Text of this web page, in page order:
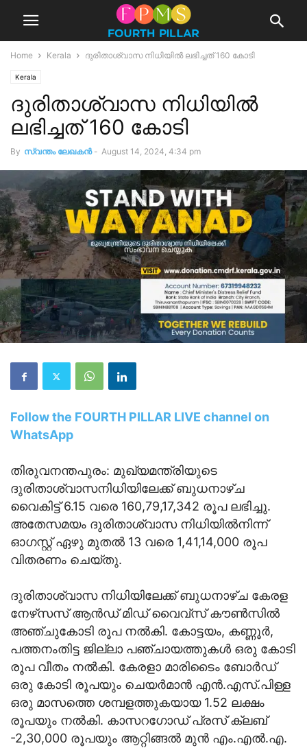
Home Kerala ദുരിതാശ്വാസ നിധിയില്‍ ലഭിച്ചത് 160 കോടി
Kerala
ദുരിതാശ്വാസ നിധിയില്‍
ലഭിച്ചത് 160 കോടി
By സ്വന്തം ലേഖകന്‍ - August 14, 2024, 4:34 pm
Follow the FOURTH PILLAR LIVE channel on
WhatsApp
തിരുവനന്തപുരം: മുഖ്യമന്ത്രിയുടെ
ദുരിതാശ്വാസനിധിയിലേക്ക് ബുധനാഴ്ച
വൈകിട്ട് 6.15 വരെ 160,79,17,342 രൂപ ലഭിച്ചു.
അതേസമയം ദുരിതാശ്വാസ നിധിയില്‍നിന്ന്
ഓഗസ്റ്റ് ഏഴു മുതല്‍ 13 വരെ 1,41,14,000 രൂപ
വിതരണം ചെയ്തു.
ദുരിതാശ്വാസ നിധിയിലേക്ക് ബുധനാഴ്ച കേരള
നേഴ്‌സസ് ആന്‍ഡ് മിഡ് വൈവ്‌സ് കൗണ്‍സില്‍
അഞ്ചുകോടി രൂപ നല്‍കി. കോട്ടയം, കണ്ണൂര്‍,
പത്തനംതിട്ട ജില്ലാ പഞ്ചായത്തുകള്‍ ഒരു കോടി
രൂപ വീതം നല്‍കി. കേരളാ മാരിടൈം ബോര്‍ഡ്
ഒരു കോടി രൂപയും ചെയര്‍മാന്‍ എന്‍.എസ്.പിള്ള
ഒരു മാസത്തെ ശമ്പളത്തുകയായ 1.52 ലക്ഷം
രൂപയും നല്‍കി. കാസറഗോഡ് പ്രസ് ക്ലബ്
-2,30,000 രൂപയും ആറ്റിങ്ങല്‍ മുന്‍ എം.എല്‍.എ.